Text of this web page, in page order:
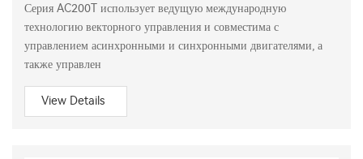
Серия AC200T использует ведущую международную
технологию векторного управления и совместима с
управлением асинхронными и синхронными двигателями, а
также управлен
View Details